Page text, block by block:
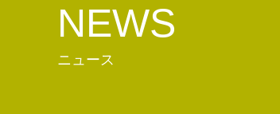
NEWS
ニュース